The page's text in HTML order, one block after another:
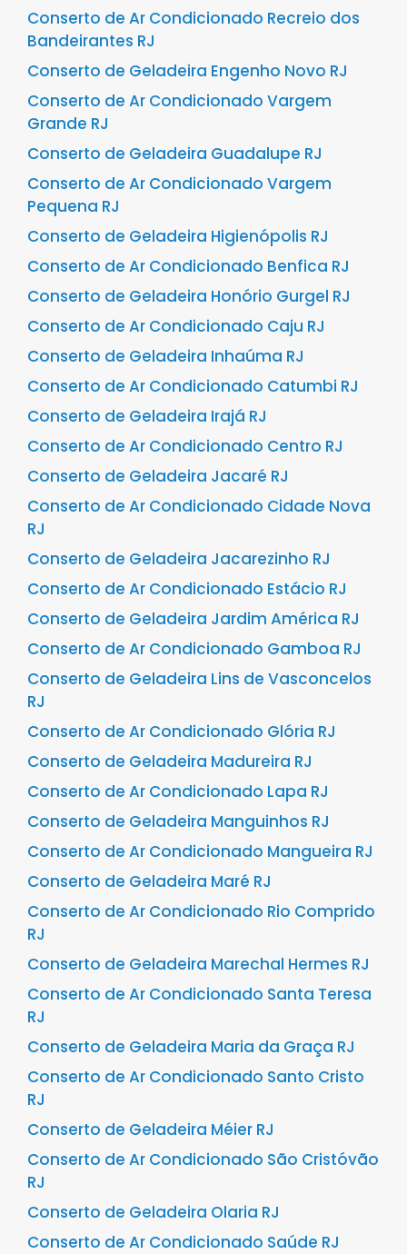
Conserto de Ar Condicionado Recreio dos
Bandeirantes RJ
Conserto de Geladeira Engenho Novo RJ
Conserto de Ar Condicionado Vargem
Grande RJ
Conserto de Geladeira Guadalupe RJ
Conserto de Ar Condicionado Vargem
Pequena RJ
Conserto de Geladeira Higienópolis RJ
Conserto de Ar Condicionado Benfica RJ
Conserto de Geladeira Honório Gurgel RJ
Conserto de Ar Condicionado Caju RJ
Conserto de Geladeira Inhaúma RJ
Conserto de Ar Condicionado Catumbi RJ
Conserto de Geladeira Irajá RJ
Conserto de Ar Condicionado Centro RJ
Conserto de Geladeira Jacaré RJ
Conserto de Ar Condicionado Cidade Nova
RJ
Conserto de Geladeira Jacarezinho RJ
Conserto de Ar Condicionado Estácio RJ
Conserto de Geladeira Jardim América RJ
Conserto de Ar Condicionado Gamboa RJ
Conserto de Geladeira Lins de Vasconcelos
RJ
Conserto de Ar Condicionado Glória RJ
Conserto de Geladeira Madureira RJ
Conserto de Ar Condicionado Lapa RJ
Conserto de Geladeira Manguinhos RJ
Conserto de Ar Condicionado Mangueira RJ
Conserto de Geladeira Maré RJ
Conserto de Ar Condicionado Rio Comprido
RJ
Conserto de Geladeira Marechal Hermes RJ
Conserto de Ar Condicionado Santa Teresa
RJ
Conserto de Geladeira Maria da Graça RJ
Conserto de Ar Condicionado Santo Cristo
RJ
Conserto de Geladeira Méier RJ
Conserto de Ar Condicionado São Cristóvão
RJ
Conserto de Geladeira Olaria RJ
Conserto de Ar Condicionado Saúde RJ